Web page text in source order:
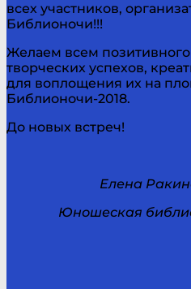
всех участников,
Библионочи!!!
Желаем всем
творческих успехов,
для воплощения их на
Библионочи-2018.
До новых встреч!
Елена
Юношеская